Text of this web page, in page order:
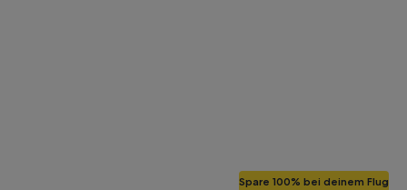
Spare 100% bei deinem Flug